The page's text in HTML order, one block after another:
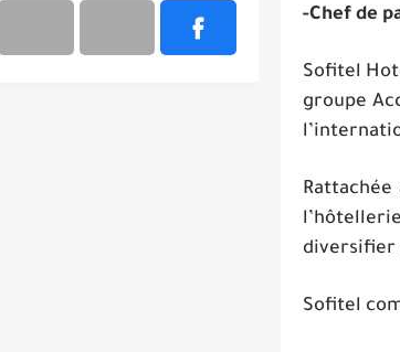
-Chef de
Sofitel
groupe
diversifier
Sofitel